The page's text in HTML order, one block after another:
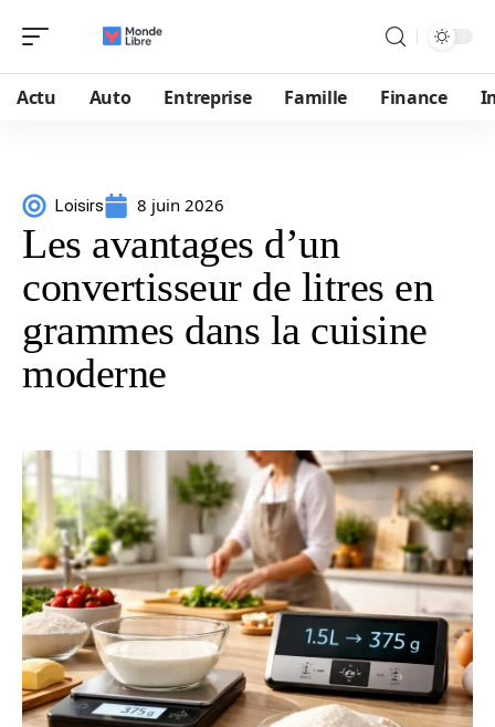
Actu Auto Entreprise Famille Finance
Loisirs 8 juin 2026
Les avantages d’un
convertisseur de litres en
grammes dans la cuisine
moderne